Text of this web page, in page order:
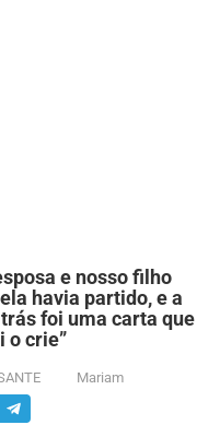
e nosso filho
havia partido, e a
foi uma carta que
o crie”
Mariam